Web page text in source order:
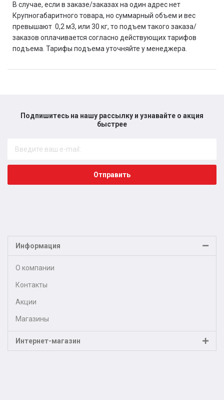
В случае, если в заказе/заказах на один адрес нет
Крупногабаритного товара, но суммарный объем и вес
превышают 0,2 м3, или 30 кг, то подъем такого заказа/
заказов оплачивается согласно действующих тарифов
подъема. Тарифы подъема уточняйте у менеджера.
Подпишитесь на нашу рассылку и узнавайте о акция
быстрее​
Отправить
Информация
О компании
Контакты
Акции
Магазины
Интернет-магазин